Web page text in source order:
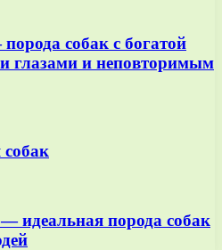
собак с богатой
глазами и неповторимым
идеальная порода собак